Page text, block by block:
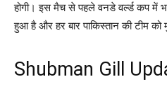
होगी। इस मैच से पहले वनडे वर्ल्ड कप में
हुआ है और हर बार पाकिस्तान की टीम को
Shubman Gill